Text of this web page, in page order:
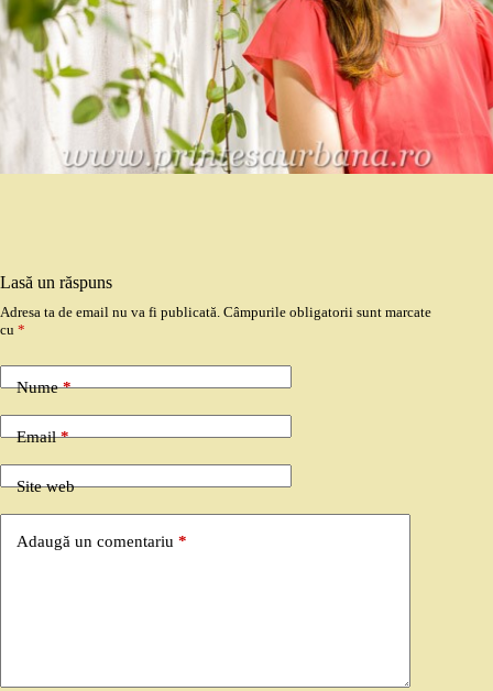
Lasă un răspuns
Adresa ta de email nu va fi publicată. Câmpurile obligatorii sunt marcate
cu *
Nume*
Email*
Site web
Adaugă un comentariu *